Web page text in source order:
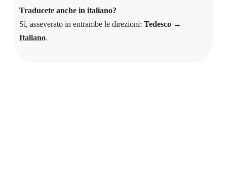
Traducete anche in italiano?
Sì, asseverato in entrambe le direzioni: Tedesco ↔
Italiano.